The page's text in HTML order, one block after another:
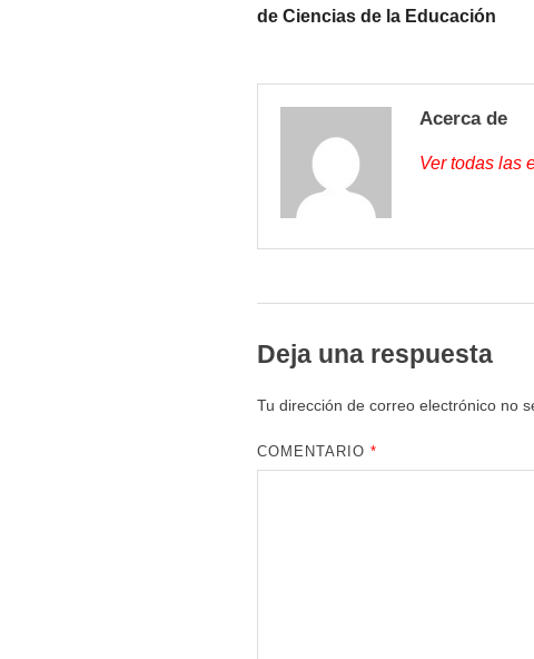
de Ciencias de la Educación
Acerca de
Ver todas las
Deja una respuesta
Tu dirección de correo electrónico no
COMENTARIO*